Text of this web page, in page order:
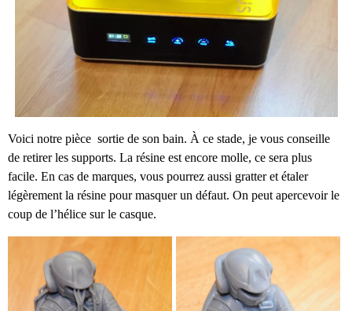
Voici notre pièce sortie de son bain. À ce stade, je vous conseille
de retirer les supports. La résine est encore molle, ce sera plus
facile. En cas de marques, vous pourrez aussi gratter et étaler
légèrement la résine pour masquer un défaut. On peut apercevoir le
coup de l’hélice sur le casque.